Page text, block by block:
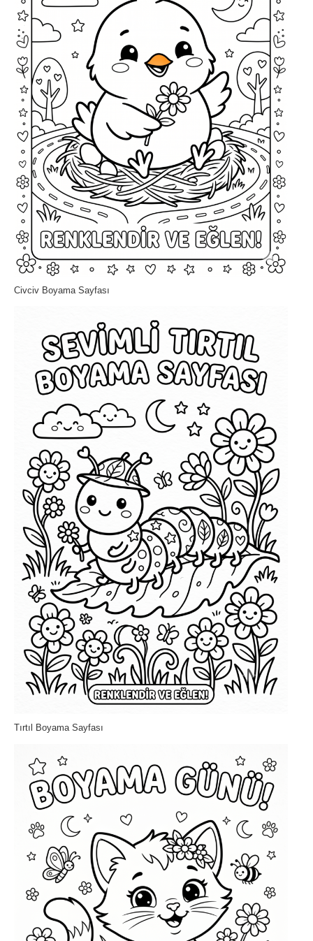
Civciv Boyama Sayfası
Tırtıl Boyama Sayfası